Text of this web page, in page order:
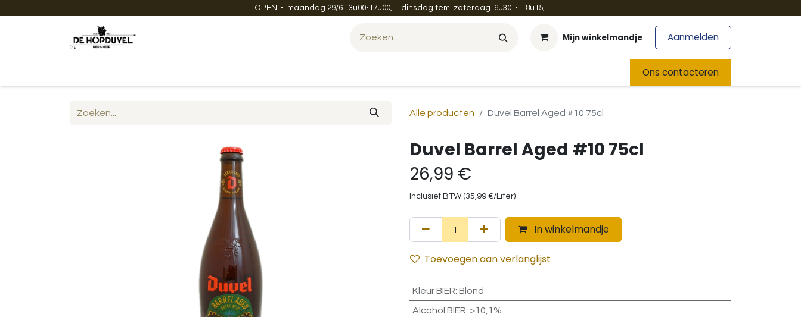
OPEN - maandag 29/6 13u00-17u00, dinsdag tem. zaterdag 9u30 - 18u15,
Mijn winkelmandje Aanmelden
Ons contacteren
Alle producten Duvel Barrel Aged #10 75cl
Duvel Barrel Aged #10 75cl
26,99 €
Inclusief BTW (35,99 €/Liter)
In winkelmandje
Toevoegen aan verlanglijst
Kleur BIER: Blond
Alcohol BIER: >10,1%